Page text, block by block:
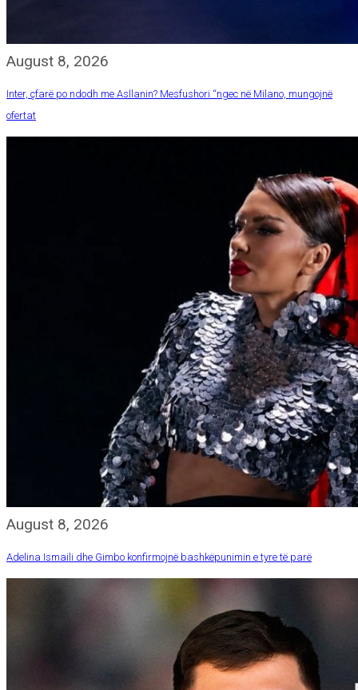
August 8, 2026
Inter, çfarë po ndodh me Asllanin? Mesfushori “ngec në Milano, mungojnë
ofertat
August 8, 2026
Adelina Ismaili dhe Gimbo konfirmojnë bashkëpunimin e tyre të parë